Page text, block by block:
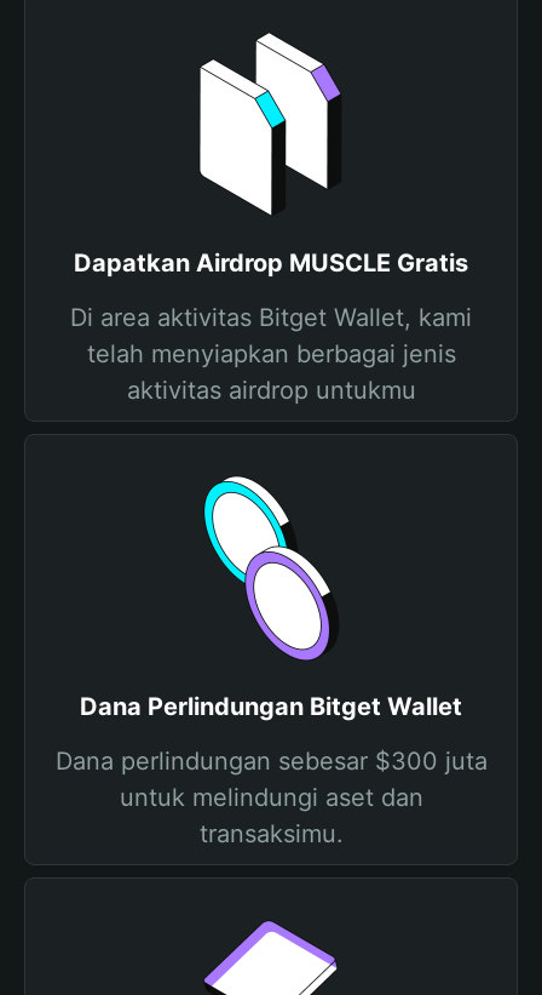
Dapatkan Airdrop MUSCLE Gratis
Di area aktivitas Bitget Wallet, kami
telah menyiapkan berbagai jenis
aktivitas airdrop untukmu
Dana Perlindungan Bitget Wallet
Dana perlindungan sebesar $300 juta
untuk melindungi aset dan
transaksimu.